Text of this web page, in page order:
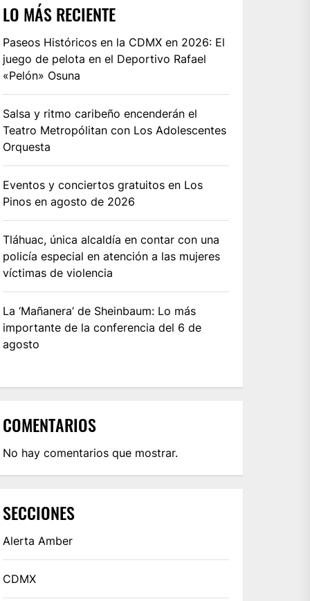
LO MÁS RECIENTE
Paseos Históricos en la CDMX en 2026: El
juego de pelota en el Deportivo Rafael
«Pelón» Osuna
Salsa y ritmo caribeño encenderán el
Teatro Metropólitan con Los Adolescentes
Orquesta
Eventos y conciertos gratuitos en Los
Pinos en agosto de 2026
Tláhuac, única alcaldía en contar con una
policía especial en atención a las mujeres
víctimas de violencia
La ‘Mañanera’ de Sheinbaum: Lo más
importante de la conferencia del 6 de
agosto
COMENTARIOS
No hay comentarios que mostrar.
SECCIONES
Alerta Amber
CDMX